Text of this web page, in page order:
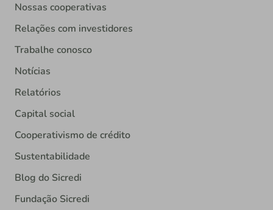
Nossas cooperativas
Relações com investidores
Trabalhe conosco
Notícias
Relatórios
Capital social
Cooperativismo de crédito
Sustentabilidade
Blog do Sicredi
Fundação Sicredi